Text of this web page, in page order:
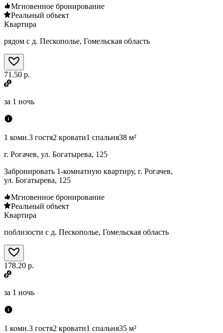
Мгновенное бронирование
Реальный объект
Квартира
рядом с д. Пескополье, Гомельская область
71.50 р.
за 1 ночь
1 комн.3 гостя2 кровати1 спальня38 м²
г. Рогачев, ул. Богатырева, 125
Забронировать 1-комнатную квартиру, г. Рогачев,
ул. Богатырева, 125
Мгновенное бронирование
Реальный объект
Квартира
поблизости с д. Пескополье, Гомельская область
178.20 р.
за 1 ночь
1 комн.3 гостя2 кровати1 спальня35 м²